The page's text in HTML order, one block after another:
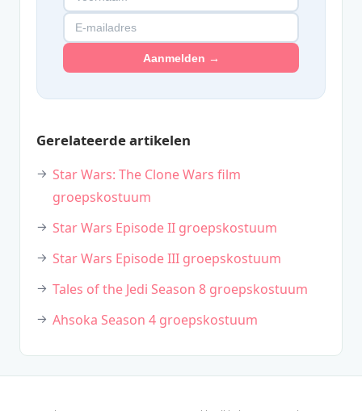
Aanmelden →
Gerelateerde artikelen
Star Wars: The Clone Wars film
groepskostuum
Star Wars Episode II groepskostuum
Star Wars Episode III groepskostuum
Tales of the Jedi Season 8 groepskostuum
Ahsoka Season 4 groepskostuum